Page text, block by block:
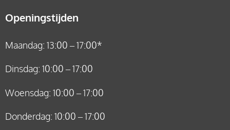
Openingstijden
Maandag: 13:00 – 17:00*
Dinsdag: 10:00 – 17:00
Woensdag: 10:00 – 17:00
Donderdag: 10:00 – 17:00